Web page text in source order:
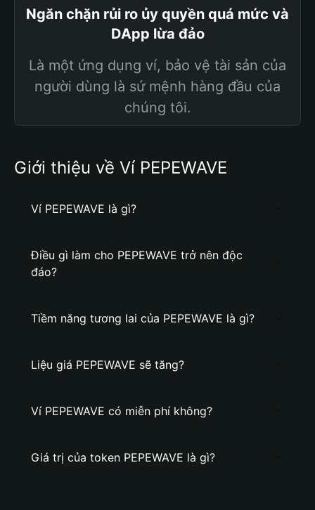
Ngăn chặn rủi ro ủy quyền quá mức và
DApp lừa đảo
Là một ứng dụng ví, bảo vệ tài sản của
người dùng là sứ mệnh hàng đầu của
chúng tôi.
Giới thiệu về Ví PEPEWAVE
Ví PEPEWAVE là gì?
Điều gì làm cho PEPEWAVE trở nên độc
đáo?
Tiềm năng tương lai của PEPEWAVE là gì?
Liệu giá PEPEWAVE sẽ tăng?
Ví PEPEWAVE có miễn phí không?
Giá trị của token PEPEWAVE là gì?